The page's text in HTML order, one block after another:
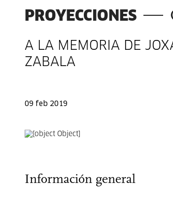
PROYECCIONES
A LA MEMORIA DE
ZABALA
09 feb 2019
Información general